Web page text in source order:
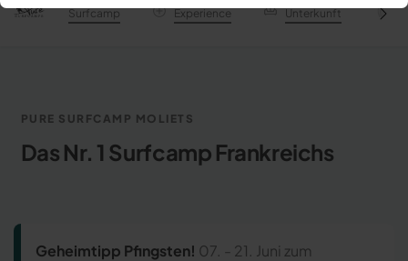
Surfcamp Experience Unterkunft
PURE SURFCAMP MOLIETS
Das Nr. 1 Surfcamp Frankreichs
Geheimtipp Pfingsten! 07. - 21. Juni zum